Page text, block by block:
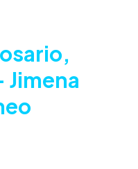
Jimena